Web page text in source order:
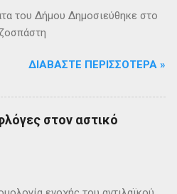
του Δήμου Δημοσιεύθηκε στο
ΔΙΑΒΆΣΤΕ ΠΕΡΙΣΣΌΤΕΡΑ »
στον αστικό